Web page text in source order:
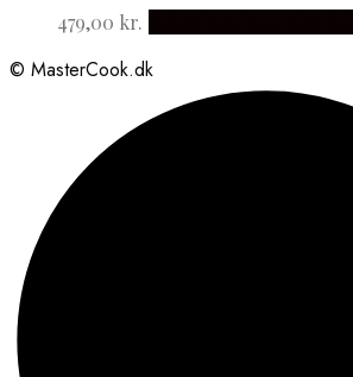
479,00 kr.
© MasterCook.dk